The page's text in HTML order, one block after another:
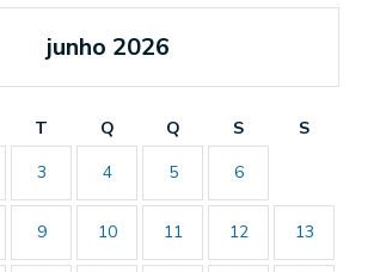
junho 2026
T Q Q S
S
3 4 5 6
9 10 11 12 13